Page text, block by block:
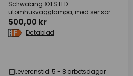
Schwabing XXLS LED
utomhusvägglampa, med sensor
500,00 kr
Datablad
Leveranstid: 5 - 8 arbetsdagar